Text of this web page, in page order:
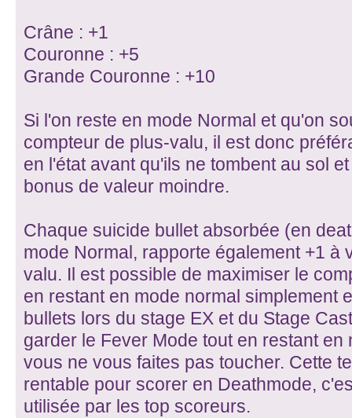
Crâne : +1
Couronne : +5
Grande Couronne : +10
Si l'on reste en mode Normal et qu'on
compteur de plus-valu, il est donc
en l'état avant qu'ils ne tombent au sol
bonus de valeur moindre.
Chaque suicide bullet absorbée (en
mode Normal, rapporte également +1 à
valu. Il est possible de maximiser le
en restant en mode normal simplement
bullets lors du stage EX et du Stage
garder le Fever Mode tout en restant en
vous ne vous faites pas toucher. Cette
rentable pour scorer en Deathmode,
utilisée par les top scoreurs.